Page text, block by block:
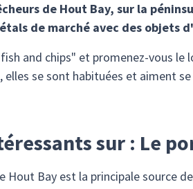
de Hout Bay, sur la
de marché avec des
and chips" et promenez-vous le
elles se sont habituées et aiment
sur : Le
Hout Bay est la principale source